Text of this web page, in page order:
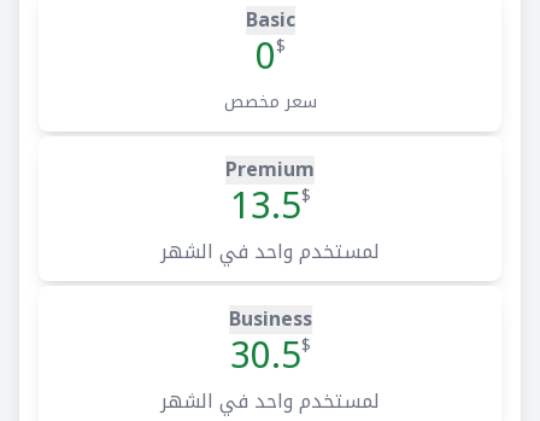
Basic
$
0
سعر مخصص
Premium
$
13.5
لمستخدم واحد في الشهر
Business
$
30.5
لمستخدم واحد في الشهر